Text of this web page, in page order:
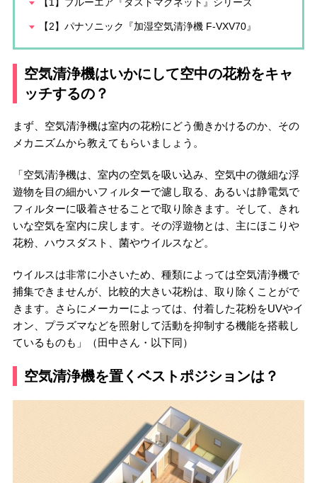
【2】パナソニック『加湿空気清浄機 F-VXV70』
空気清浄機はいかにして空中の花粉をキャ
ッチするの？
まず、空気清浄機は室内の花粉にどう働きかけるのか、その
メカニズムから教えてもらいましょう。
「空気清浄機は、室内の空気を吸い込み、空気中の微細な浮
遊物を目の細かいフィルターで濾し取る、あるいは静電気で
フィルターに吸着させることで取り除きます。そして、きれ
いな空気を室内に戻します。その浮遊物とは、主にほこりや
花粉、ハウスダスト、菌やウイルスなど。
ウイルスは非常に小さいため、種類によっては空気清浄機で
捕集できませんが、比較的大きい花粉は、取り除くことがで
きます。さらにメーカーによっては、付着した花粉をUVやイ
オン、プラズマなどを照射して活動を抑制する機能を搭載し
ているものも」（田中さん・以下同）
空気清浄機を置くベストポジションは？